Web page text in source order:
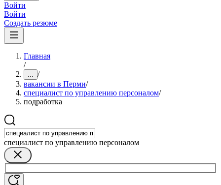
Войти
Войти
Создать резюме
Главная
/
... /
вакансии в Перми/
специалист по управлению персоналом/
подработка
специалист по управлению персоналом